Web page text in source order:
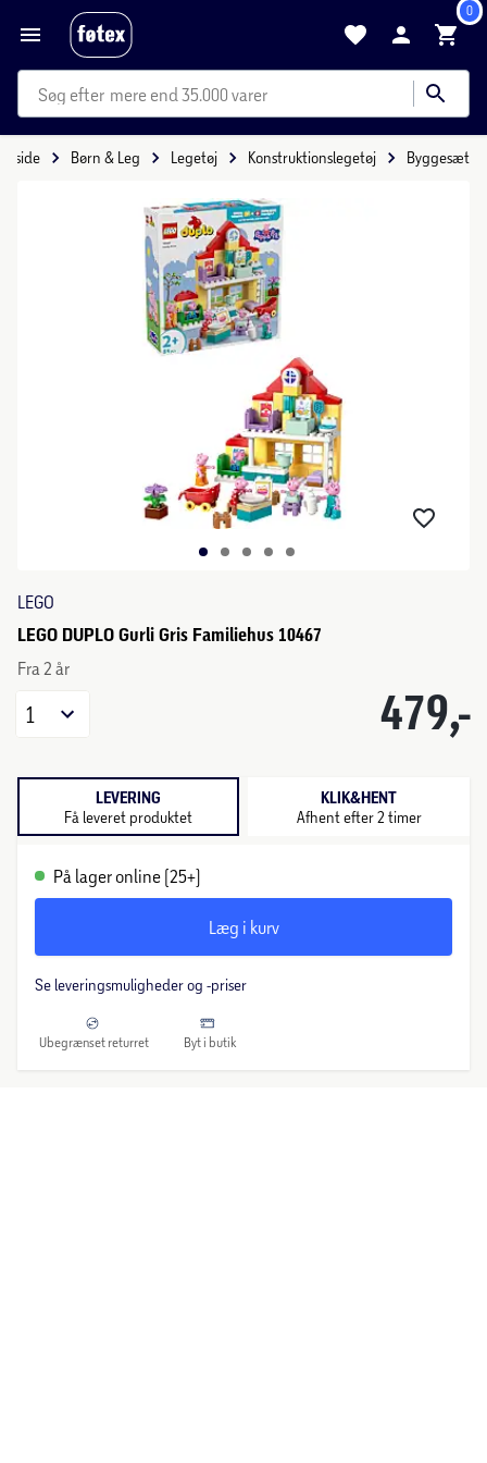
0
mere end 35.000 varer
Børn & Leg Legetøj Konstruktionslegetøj Byggesæt
LEGO
LEGO DUPLO Gurli Gris Familiehus 10467
Fra 2 år
479,-
1
LEVERING
Få leveret produktet
KLIK&HENT
Afhent efter 2 timer
På lager online (25+)
Læg i kurv
Se leveringsmuligheder og -priser
Ubegrænset returret Byt i butik